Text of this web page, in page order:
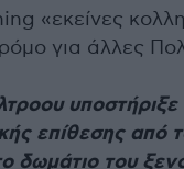
«εκείνες
για άλλες
υποστήριξε
επίθεσης από
δωμάτιο του